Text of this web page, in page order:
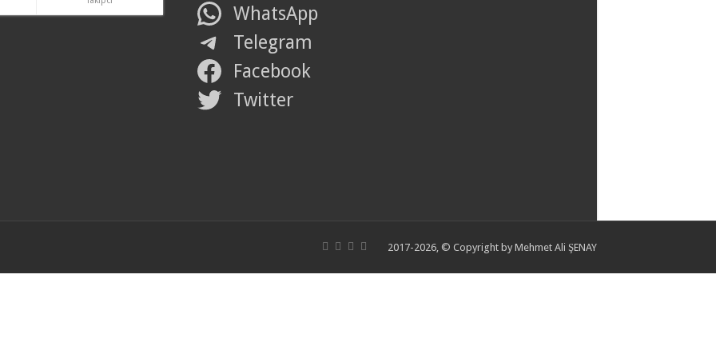
WhatsApp
Telegram
Facebook
Twitter
2017-2026, © Copyright by Mehmet Ali ŞENAY